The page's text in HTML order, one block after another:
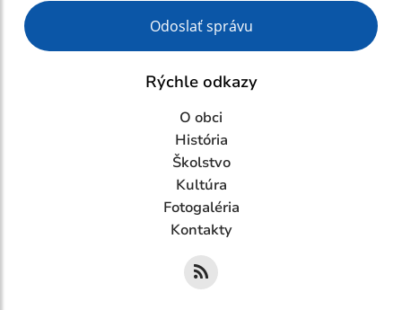
Google reCaptcha Response
Odoslať správu
Rýchle odkazy
O obci
História
Školstvo
Kultúra
Fotogaléria
Kontakty